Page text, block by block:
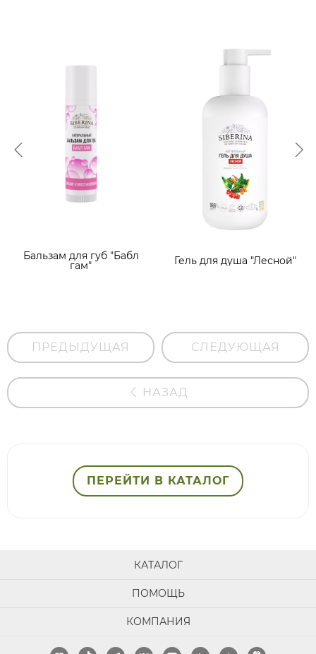
Бальзам для губ "Бабл
гам" Гель для душа "Лесной"
ПРЕДЫДУЩАЯ СЛЕДУЮЩАЯ
НАЗАД
ПЕРЕЙТИ В КАТАЛОГ
КАТАЛОГ
ПОМОЩЬ
КОМПАНИЯ